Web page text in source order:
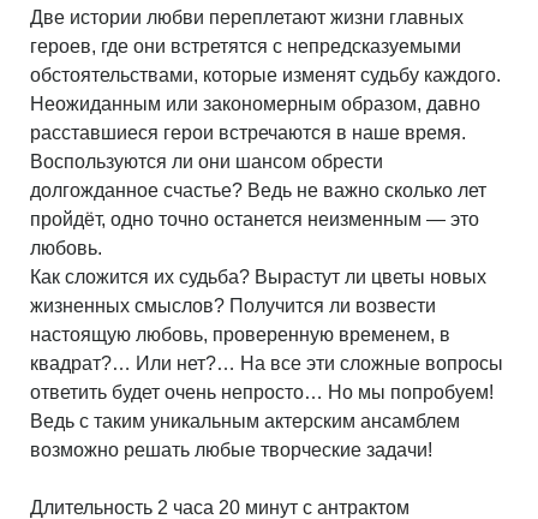
Две истории любви переплетают жизни главных
героев, где они встретятся с непредсказуемыми
обстоятельствами, которые изменят судьбу каждого.
Неожиданным или закономерным образом, давно
расставшиеся герои встречаются в наше время.
Воспользуются ли они шансом обрести
долгожданное счастье? Ведь не важно сколько лет
пройдёт, одно точно останется неизменным — это
любовь.
Как сложится их судьба? Вырастут ли цветы новых
жизненных смыслов? Получится ли возвести
настоящую любовь, проверенную временем, в
квадрат?… Или нет?… На все эти сложные вопросы
ответить будет очень непросто… Но мы попробуем!
Ведь с таким уникальным актерским ансамблем
возможно решать любые творческие задачи!
Длительность 2 часа 20 минут с антрактом